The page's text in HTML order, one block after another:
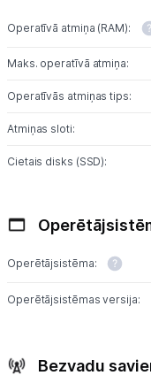
Operatīvā atmiņa (RAM):
Maks. operatīvā atmiņa:
Operatīvās atmiņas tips:
Atmiņas sloti:
Cietais disks (SSD):
Operētājsistēma:
Operētājsistēmas versija:
Bezvadu